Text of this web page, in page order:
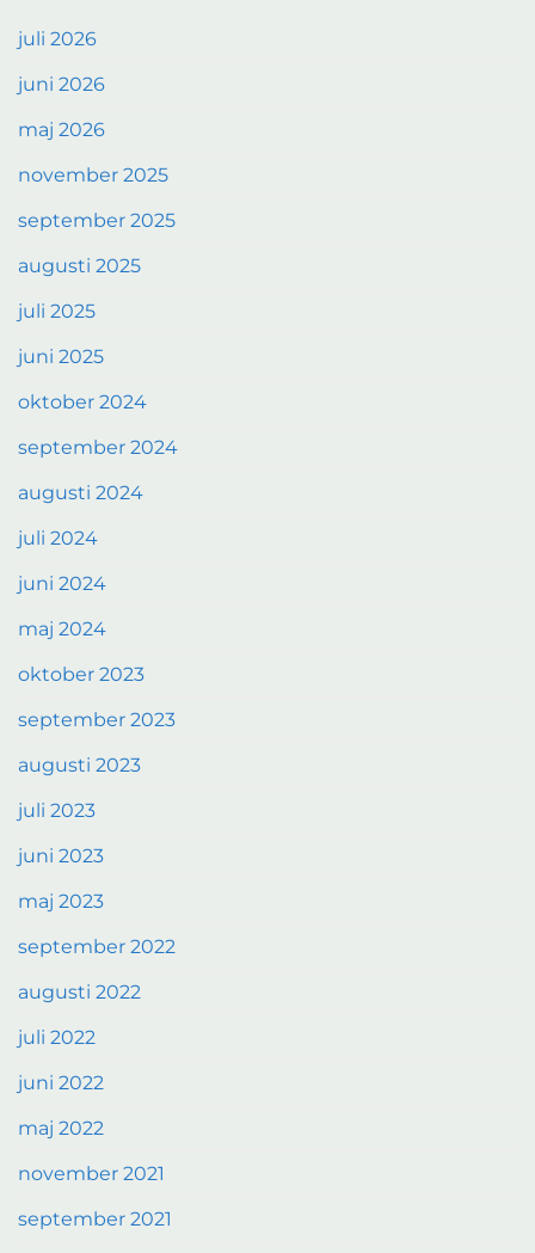
juli 2026
juni 2026
maj 2026
november 2025
september 2025
augusti 2025
juli 2025
juni 2025
oktober 2024
september 2024
augusti 2024
juli 2024
juni 2024
maj 2024
oktober 2023
september 2023
augusti 2023
juli 2023
juni 2023
maj 2023
september 2022
augusti 2022
juli 2022
juni 2022
maj 2022
november 2021
september 2021